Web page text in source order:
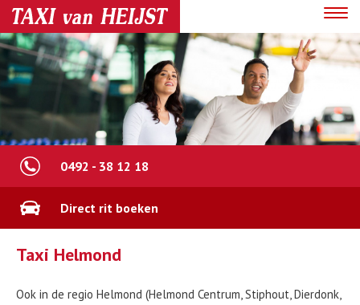
0492 - 38 12 18
Direct rit boeken
Taxi Helmond
Ook in de regio Helmond (Helmond Centrum, Stiphout, Dierdonk,